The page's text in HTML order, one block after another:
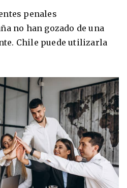
penales
no han gozado de una
Chile puede utilizarla